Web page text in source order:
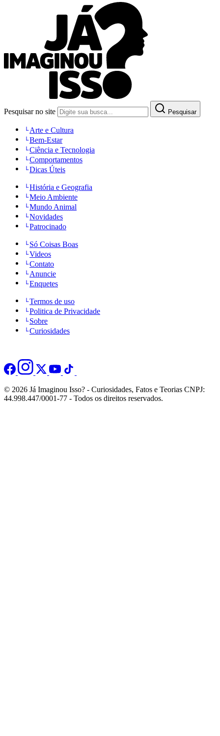
Pesquisar no site Pesquisar
Arte e Cultura
Bem-Estar
Ciência e Tecnologia
Comportamentos
Dicas Úteis
História e Geografia
Meio Ambiente
Mundo Animal
Novidades
Patrocinado
Só Coisas Boas
Videos
Contato
Anuncie
Enquetes
Termos de uso
Politica de Privacidade
Sobre
Curiosidades
© 2026 Já Imaginou Isso? - Curiosidades, Fatos e Teorias CNPJ:
44.998.447/0001-77 - Todos os direitos reservados.